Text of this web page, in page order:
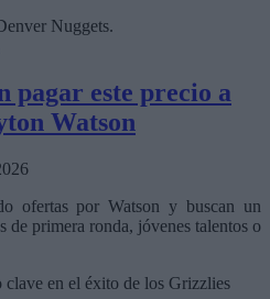
pagar este precio a
Watson
ofertas por Watson y buscan un
de primera ronda, jóvenes talentos o